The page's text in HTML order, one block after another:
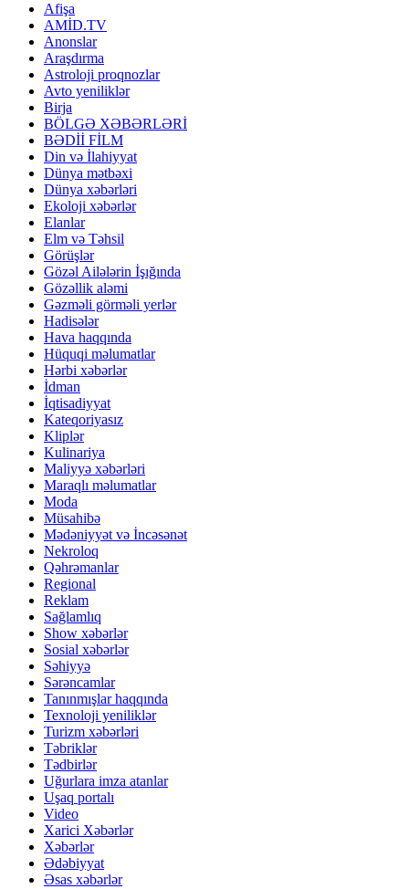
Afişa
AMİD.TV
Anonslar
Araşdırma
Astroloji proqnozlar
Avto yeniliklər
Birja
BÖLGƏ XƏBƏRLƏRİ
BƏDİİ FİLM
Din və İlahiyyat
Dünya mətbəxi
Dünya xəbərləri
Ekoloji xəbərlər
Elanlar
Elm və Təhsil
Görüşlər
Gözəl Ailələrin İşığında
Gözəllik aləmi
Gəzməli görməli yerlər
Hadisələr
Hava haqqında
Hüquqi məlumatlar
Hərbi xəbərlər
İdman
İqtisadiyyat
Kateqoriyasız
Kliplər
Kulinariya
Maliyyə xəbərləri
Maraqlı məlumatlar
Moda
Müsahibə
Mədəniyyət və İncəsənət
Nekroloq
Qəhrəmanlar
Regional
Reklam
Sağlamlıq
Show xəbərlər
Sosial xəbərlər
Səhiyyə
Sərəncamlar
Tanınmışlar haqqında
Texnoloji yeniliklər
Turizm xəbərləri
Təbriklər
Tədbirlər
Uğurlara imza atanlar
Uşaq portalı
Video
Xarici Xəbərlər
Xəbərlər
Ədəbiyyat
Əsas xəbərlər